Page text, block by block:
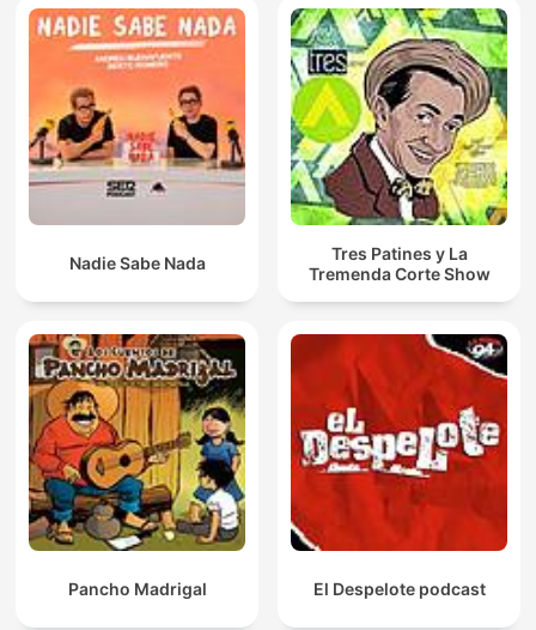
Nadie Sabe Nada
Tres Patines y La
Tremenda Corte Show
Pancho Madrigal El Despelote podcast